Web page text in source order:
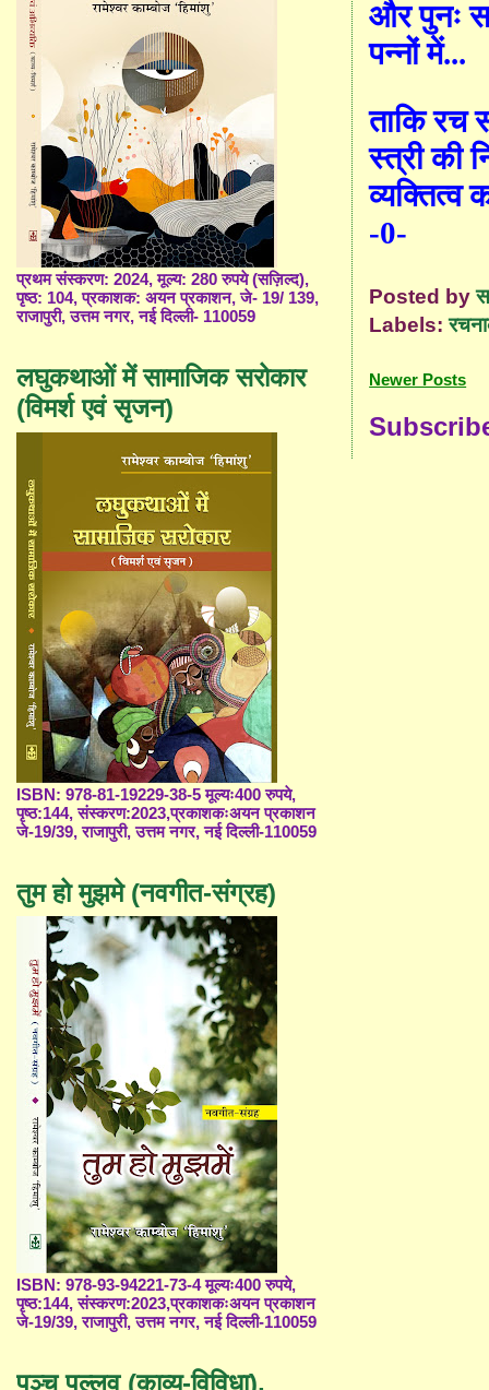
और पुनः
पन्नों में...
ताकि रच
स्त्री की
व्यक्तित्व
-0-
Posted by
Labels:
Newer Posts
प्रथम संस्करण: 2024, मूल्य: 280 रुपये (सज़िल्द),
पृष्ठ: 104, प्रकाशक: अयन प्रकाशन, जे- 19/ 139,
राजापुरी, उत्तम नगर, नई दिल्ली- 110059
लघुकथाओं में सामाजिक सरोकार
(विमर्श एवं सृजन)
ISBN: 978-81-19229-38-5 मूल्यः400 रुपये,
पृष्ठ:144, संस्करण:2023,प्रकाशकःअयन प्रकाशन
जे-19/39, राजापुरी, उत्तम नगर, नई दिल्ली-110059
तुम हो मुझमे (नवगीत-संग्रह)
ISBN: 978-93-94221-73-4 मूल्यः400 रुपये,
पृष्ठ:144, संस्करण:2023,प्रकाशकःअयन प्रकाशन
जे-19/39, राजापुरी, उत्तम नगर, नई दिल्ली-110059
पञ्च पल्लव (काव्य-विविधा),